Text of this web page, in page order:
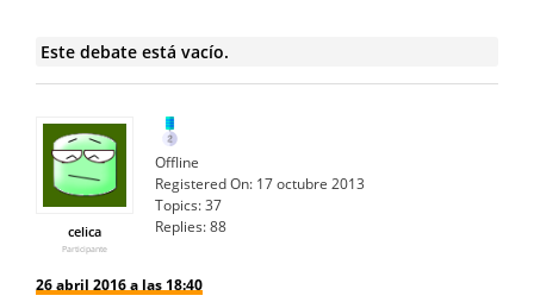
Este debate está vacío.
celica
Participante
Offline
Registered On: 17 octubre 2013
Topics:37
Replies:88
26 abril 2016 a las 18:40